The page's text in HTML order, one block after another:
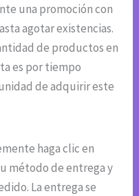
una promoción con
agotar existencias.
de productos en
es por tiempo
de adquirir este
haga clic en
método de entrega y
La entrega se